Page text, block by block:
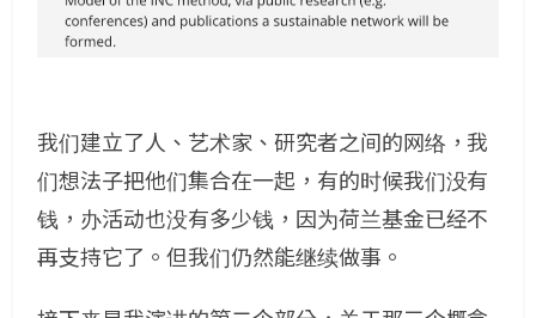
我们建立了人、艺术家、研究者之间的网络，我
们想法子把他们集合在一起，有的时候我们没有
钱，办活动也没有多少钱，因为荷兰基金已经不
再支持它了。但我们仍然能继续做事。